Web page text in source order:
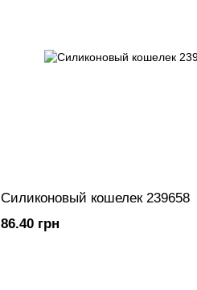
Силиконовый кошелек 239658
86.40 грн